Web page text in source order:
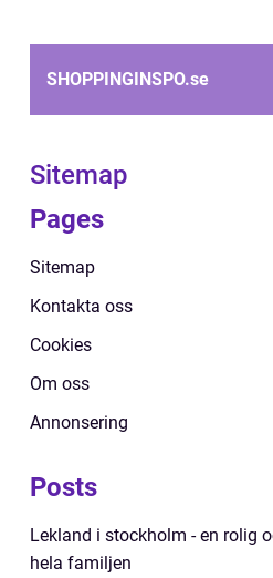
SHOPPINGINSPO.se
Sitemap
Pages
Sitemap
Kontakta oss
Cookies
Om oss
Annonsering
Posts
Lekland i stockholm - en rolig
hela familjen